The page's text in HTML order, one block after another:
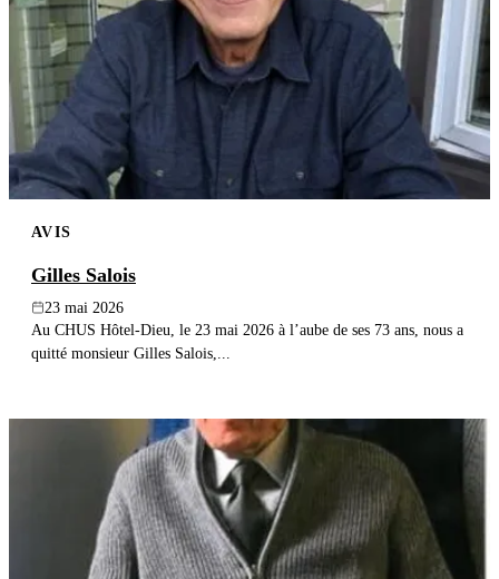
AVIS
Gilles Salois
23 mai 2026
Au CHUS Hôtel-Dieu, le 23 mai 2026 à l’aube de ses 73 ans, nous a
quitté monsieur Gilles Salois,...